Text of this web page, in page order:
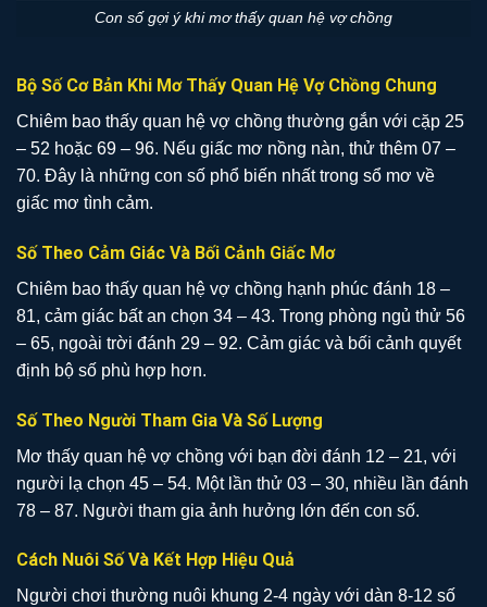
Con số gợi ý khi mơ thấy quan hệ vợ chồng
Bộ Số Cơ Bản Khi Mơ Thấy Quan Hệ Vợ Chồng Chung
Chiêm bao thấy quan hệ vợ chồng thường gắn với cặp 25
– 52 hoặc 69 – 96. Nếu giấc mơ nồng nàn, thử thêm 07 –
70. Đây là những con số phổ biến nhất trong sổ mơ về
giấc mơ tình cảm.
Số Theo Cảm Giác Và Bối Cảnh Giấc Mơ
Chiêm bao thấy quan hệ vợ chồng hạnh phúc đánh 18 –
81, cảm giác bất an chọn 34 – 43. Trong phòng ngủ thử 56
– 65, ngoài trời đánh 29 – 92. Cảm giác và bối cảnh quyết
định bộ số phù hợp hơn.
Số Theo Người Tham Gia Và Số Lượng
Mơ thấy quan hệ vợ chồng với bạn đời đánh 12 – 21, với
người lạ chọn 45 – 54. Một lần thử 03 – 30, nhiều lần đánh
78 – 87. Người tham gia ảnh hưởng lớn đến con số.
Cách Nuôi Số Và Kết Hợp Hiệu Quả
Người chơi thường nuôi khung 2-4 ngày với dàn 8-12 số